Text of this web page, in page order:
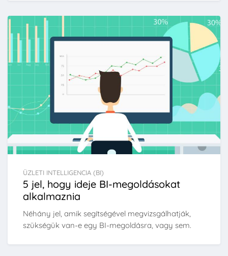
ÜZLETI INTELLIGENCIA (BI)
5 jel, hogy ideje BI-megoldásokat
alkalmaznia
Néhány jel, amik segítségével megvizsgálhatják,
szükségük van-e egy BI-megoldásra, vagy sem.